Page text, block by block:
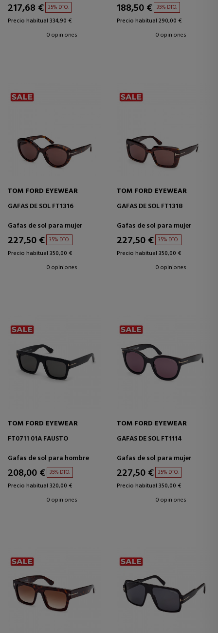
217,68 € 35% DTO.
Precio habitual 334,90 €
0 opiniones
188,50 € 35% DTO.
Precio habitual 290,00 €
0 opiniones
TOM FORD EYEWEAR
GAFAS DE SOL FT1316
Gafas de sol para mujer
227,50 € 35% DTO.
Precio habitual 350,00 €
0 opiniones
TOM FORD EYEWEAR
GAFAS DE SOL FT1318
Gafas de sol para mujer
227,50 € 35% DTO.
Precio habitual 350,00 €
0 opiniones
TOM FORD EYEWEAR
FT0711 01A FAUSTO
Gafas de sol para hombre
208,00 € 35% DTO.
Precio habitual 320,00 €
0 opiniones
TOM FORD EYEWEAR
GAFAS DE SOL FT1114
Gafas de sol para mujer
227,50 € 35% DTO.
Precio habitual 350,00 €
0 opiniones